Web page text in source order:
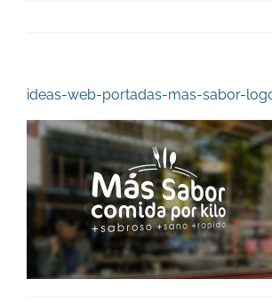
ideas-web-portadas-mas-sabor-